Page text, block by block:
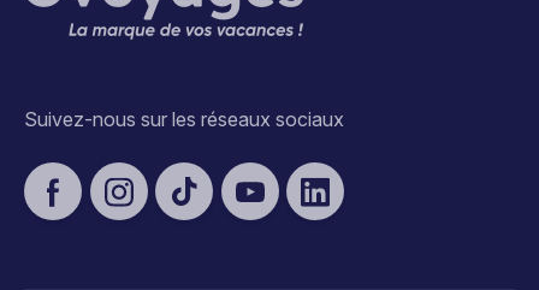
Suivez-nous sur les réseaux sociaux